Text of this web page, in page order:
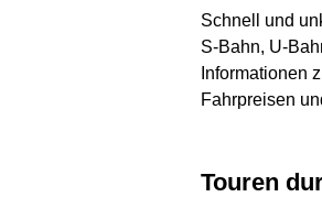
Schnell und
S-Bahn, U-
Informationen
Fahrpreisen
Touren